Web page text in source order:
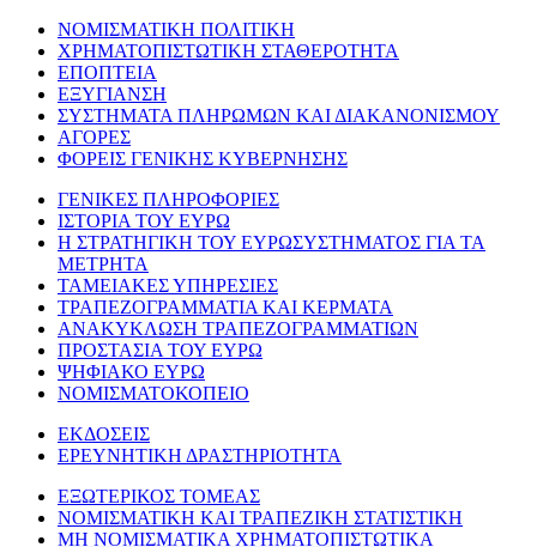
ΝΟΜΙΣΜΑΤΙΚΗ ΠΟΛΙΤΙΚΗ
ΧΡΗΜΑΤΟΠΙΣΤΩΤΙΚΗ ΣΤΑΘΕΡΟΤΗΤΑ
ΕΠΟΠΤΕΙΑ
ΕΞΥΓΙΑΝΣΗ
ΣΥΣΤΗΜΑΤΑ ΠΛΗΡΩΜΩΝ ΚΑΙ ΔΙΑΚΑΝΟΝΙΣΜΟΥ
ΑΓΟΡΕΣ
ΦΟΡΕΙΣ ΓΕΝΙΚΗΣ ΚΥΒΕΡΝΗΣΗΣ
ΓΕΝΙΚΕΣ ΠΛΗΡΟΦΟΡΙΕΣ
ΙΣΤΟΡΙΑ ΤΟΥ ΕΥΡΩ
Η ΣΤΡΑΤΗΓΙΚΗ ΤΟΥ ΕΥΡΩΣΥΣΤΗΜΑΤΟΣ ΓΙΑ ΤΑ
ΜΕΤΡΗΤΑ
ΤΑΜΕΙΑΚΕΣ ΥΠΗΡΕΣΙΕΣ
ΤΡΑΠΕΖΟΓΡΑΜΜΑΤΙΑ ΚΑΙ ΚΕΡΜΑΤΑ
ΑΝΑΚΥΚΛΩΣΗ ΤΡΑΠΕΖΟΓΡΑΜΜΑΤΙΩΝ
ΠΡΟΣΤΑΣΙΑ ΤΟΥ ΕΥΡΩ
ΨΗΦΙΑΚΟ ΕΥΡΩ
ΝΟΜΙΣΜΑΤΟΚΟΠΕΙΟ
ΕΚΔΟΣΕΙΣ
ΕΡΕΥΝΗΤΙΚΗ ΔΡΑΣΤΗΡΙΟΤΗΤΑ
ΕΞΩΤΕΡΙΚΟΣ ΤΟΜΕΑΣ
ΝΟΜΙΣΜΑΤΙΚΗ ΚΑΙ ΤΡΑΠΕΖΙΚΗ ΣΤΑΤΙΣΤΙΚΗ
ΜΗ ΝΟΜΙΣΜΑΤΙΚΑ ΧΡΗΜΑΤΟΠΙΣΤΩΤΙΚΑ